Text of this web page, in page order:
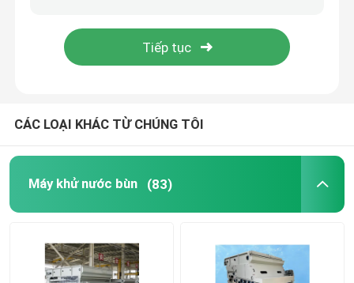
Máy khuếch tán khí bong bóng
Máy pha trộn khí khí SSI
Máy tách chất lỏng rắn
CÁC LOẠI KHÁC TỪ CHÚNG TÔI
Máy khử nước bùn (83)